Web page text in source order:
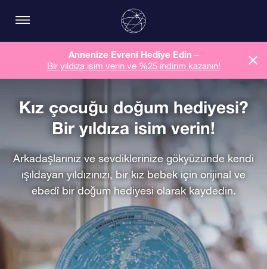
Annenize Evreni Hediye Edin –
Bir yıldıza isim verin ve %25 indirim kazanın!
Kız çocuğu doğum hediyesi?
Bir yıldıza isim verin!
Arkadaşlarınız ve sevdiklerinize gökyüzünde kendi
ışıldayan yıldızınızı, bir kız bebek için orijinal ve
ebedî bir doğum hediyesi olarak kaydedin.